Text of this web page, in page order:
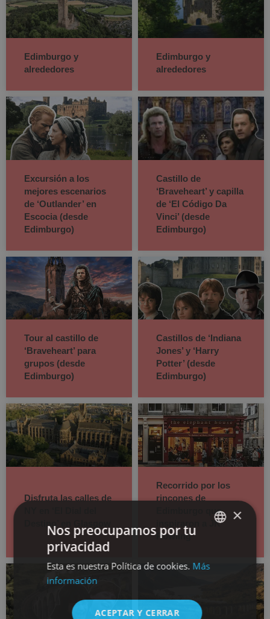
Edimburgo y
alrededores
Edimburgo y
alrededores
Excursión a los
mejores escenarios
de ‘Outlander’ en
Escocia (desde
Edimburgo)
Castillo de
‘Braveheart’ y capilla
de ‘El Código Da
Vinci’ (desde
Edimburgo)
Tour al castillo de
‘Braveheart’ para
grupos (desde
Edimburgo)
Castillos de ‘Indiana
Jones’ y ‘Harry
Potter’ (desde
Edimburgo)
Disfruta las calles de
Recorrido por los
rincones de
Edimburgo que
inspiraron a JK
Rowling
ENGLISH
×
Nos preocupamos por tu
privacidad
Esta es nuestra Política de cookies. Más
información
ACEPTAR Y CERRAR